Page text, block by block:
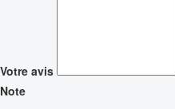
Votre avis
Note